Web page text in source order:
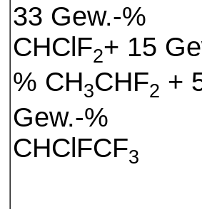
33 Gew.-%
CHClF2+ 15
% CH3CHF2 +
Gew.-%
CHClFCF3